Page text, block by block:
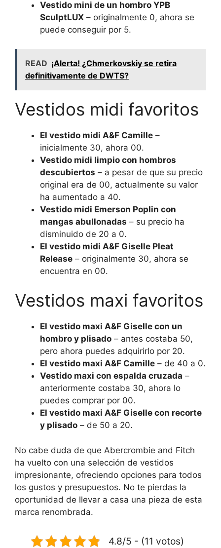
Vestido mini de un hombro YPB
SculptLUX – originalmente 0, ahora se
puede conseguir por 5.
READ ¡Alerta! ¿Chmerkovskiy se retira
definitivamente de DWTS?
Vestidos midi favoritos
El vestido midi A&F Camille –
inicialmente 30, ahora 00.
Vestido midi limpio con hombros
descubiertos – a pesar de que su precio
original era de 00, actualmente su valor
ha aumentado a 40.
Vestido midi Emerson Poplin con
mangas abullonadas – su precio ha
disminuido de 20 a 0.
El vestido midi A&F Giselle Pleat
Release – originalmente 30, ahora se
encuentra en 00.
Vestidos maxi favoritos
El vestido maxi A&F Giselle con un
hombro y plisado – antes costaba 50,
pero ahora puedes adquirirlo por 20.
El vestido maxi A&F Camille – de 40 a 0.
Vestido maxi con espalda cruzada –
anteriormente costaba 30, ahora lo
puedes comprar por 00.
El vestido maxi A&F Giselle con recorte
y plisado – de 50 a 20.
No cabe duda de que Abercrombie and Fitch
ha vuelto con una selección de vestidos
impresionante, ofreciendo opciones para todos
los gustos y presupuestos. No te pierdas la
oportunidad de llevar a casa una pieza de esta
marca renombrada.
4.8/5 - (11 votos)